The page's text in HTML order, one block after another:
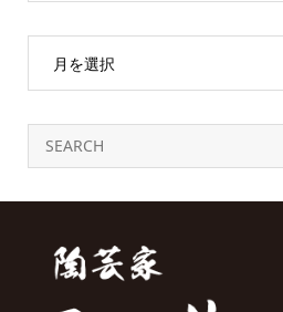
月を選択